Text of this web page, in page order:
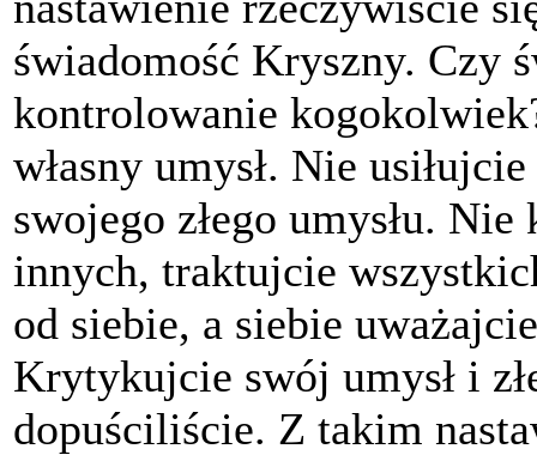
świadomość Kryszny. Czy
kontrolowanie
własny umysł. Nie
swojego złego umysłu.
innych, traktujcie
od siebie, a siebie
Krytykujcie swój umysł i
dopuściliście. Z takim